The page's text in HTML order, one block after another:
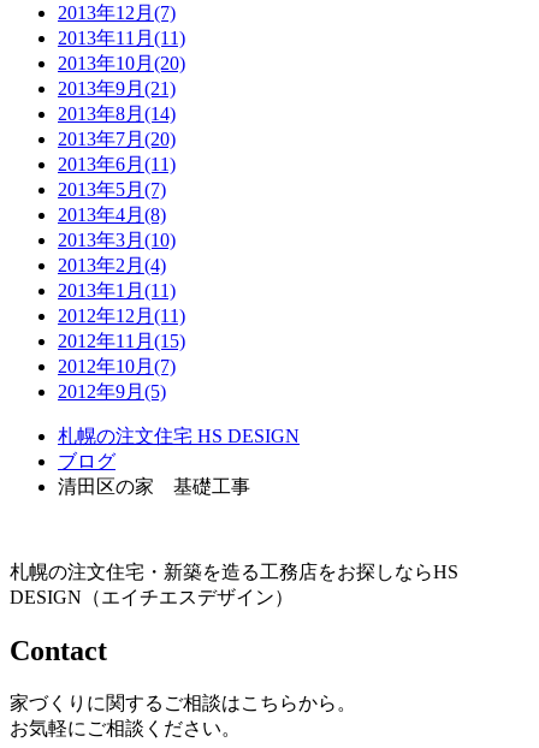
2013年12月(7)
2013年11月(11)
2013年10月(20)
2013年9月(21)
2013年8月(14)
2013年7月(20)
2013年6月(11)
2013年5月(7)
2013年4月(8)
2013年3月(10)
2013年2月(4)
2013年1月(11)
2012年12月(11)
2012年11月(15)
2012年10月(7)
2012年9月(5)
札幌の注文住宅 HS DESIGN
ブログ
清田区の家 基礎工事
札幌の注文住宅・新築を造る工務店をお探しならHS
DESIGN（エイチエスデザイン）
Contact
家づくりに関するご相談はこちらから。
お気軽にご相談ください。